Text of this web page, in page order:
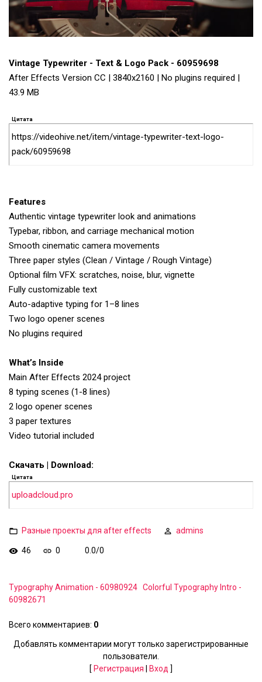
Vintage Typewriter - Text & Logo Pack - 60959698
After Effects Version CC | 3840x2160 | No plugins required |
43.9 MB
Цитата
https://videohive.net/item/vintage-typewriter-text-logo-
pack/60959698
Features
Authentic vintage typewriter look and animations
Typebar, ribbon, and carriage mechanical motion
Smooth cinematic camera movements
Three paper styles (Clean / Vintage / Rough Vintage)
Optional film VFX: scratches, noise, blur, vignette
Fully customizable text
Auto-adaptive typing for 1–8 lines
Two logo opener scenes
No plugins required
What’s Inside
Main After Effects 2024 project
8 typing scenes (1-8 lines)
2 logo opener scenes
3 paper textures
Video tutorial included
Скачать | Download:
Цитата
uploadcloud.pro
Разные проекты для after effects admins
46 0 0.0/0
Typography Animation - 60980924 Colorful Typography Intro -
60982671
Всего комментариев: 0
Добавлять комментарии могут только зарегистрированные
пользователи.
[ Регистрация Вход ]